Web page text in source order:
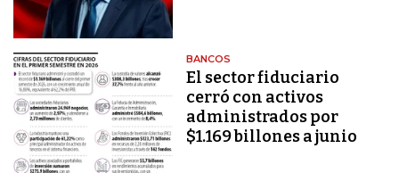
BANCOS
El sector fiduciario
cerró con activos
administrados por
$1.169 billones a junio